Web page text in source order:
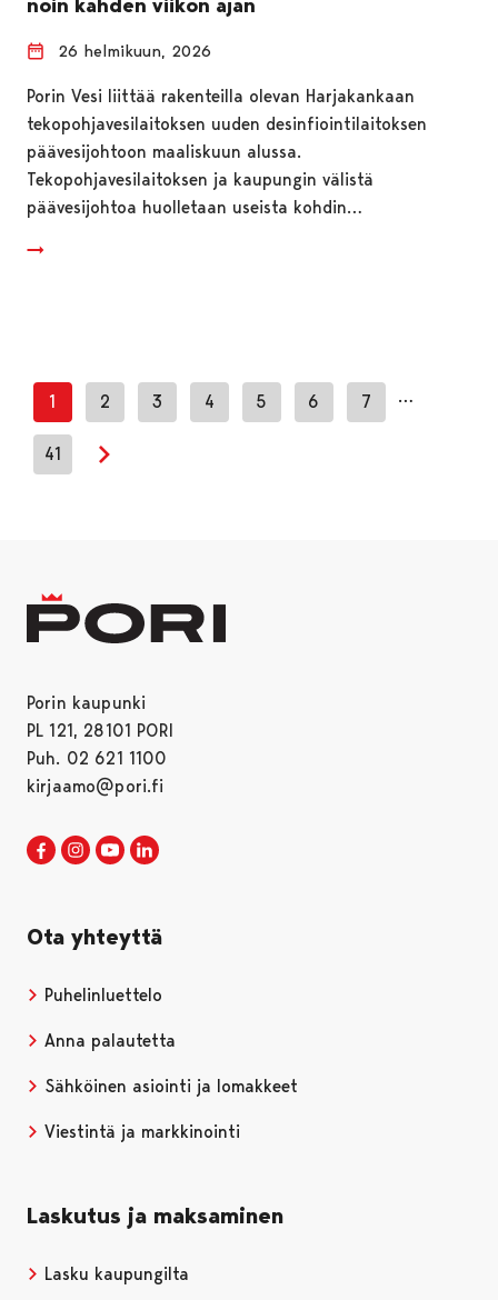
noin kahden viikon ajan
26 helmikuun, 2026
Porin Vesi liittää rakenteilla olevan Harjakankaan
tekopohjavesilaitoksen uuden desinfiointilaitoksen
päävesijohtoon maaliskuun alussa.
Tekopohjavesilaitoksen ja kaupungin välistä
päävesijohtoa huolletaan useista kohdin…
1 2 3 4 5 6 7 …
41
Porin kaupunki
PL 121, 28101 PORI
Puh. 02 621 1100
kirjaamo@pori.fi
Porin kaupunki Facebookissa
Avautuu uudessa välilehdessä
Porin kaupunki Instagramissa
Avautuu uudessa välilehdessä
Porin kaupunki Youtubessa
Avautuu uudessa välilehdessä
Ota yhteyttä
Puhelinluettelo
Anna palautetta
Sähköinen asiointi ja lomakkeet
Viestintä ja markkinointi
Laskutus ja maksaminen
Lasku kaupungilta